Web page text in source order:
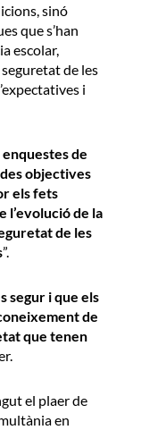
sinó
que s’han
escolar,
de les
i
enquestes de
objectives
els fets
de la
de les
”.
segur i que els
de
que tenen
el plaer de
en